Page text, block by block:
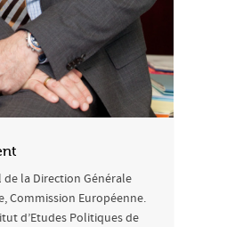
de la Direction Générale
Commission Européenne.
d’Etudes Politiques de